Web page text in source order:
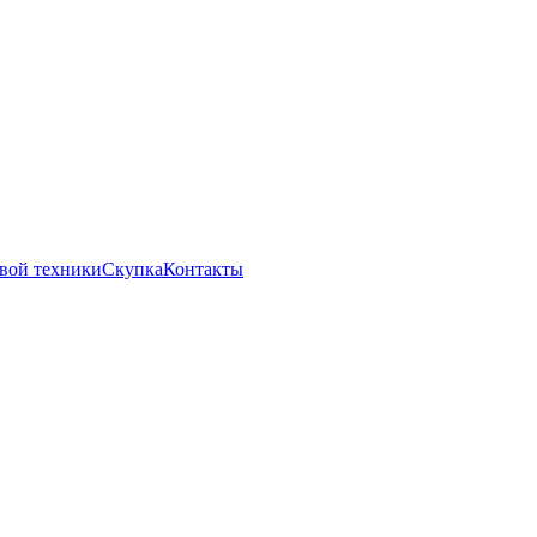
техникиСкупкаКонтакты